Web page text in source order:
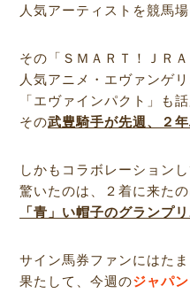
人気アーティストを競馬
その「ＳＭＡＲＴ！ＪＲＡ
人気アニメ・エヴァンゲ
「エヴァインパクト」も
その武豊騎手が先週、２
しかもコラボレーション
驚いたのは、２着に来た
「青」い帽子のグランプ
サイン馬券ファンにはた
果たして、今週のジャパ